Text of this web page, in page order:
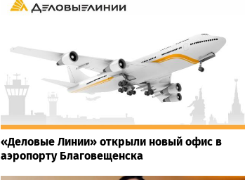
«Деловые Линии» открыли новый офис в
аэропорту Благовещенска